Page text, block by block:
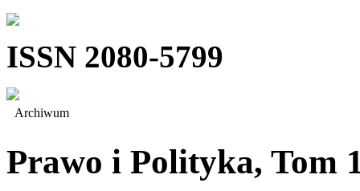
ISSN 2080-5799
Archiwum
Prawo i Polityka, Tom